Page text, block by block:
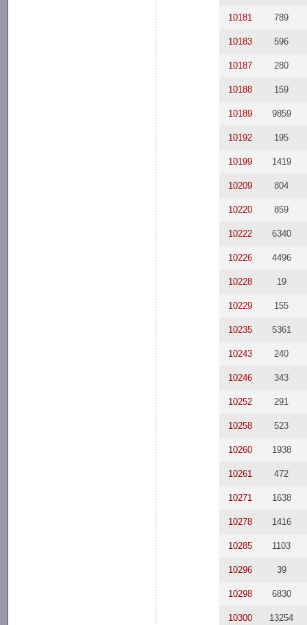
10181 789
10183 596
10187 280
10188 159
10189 9859
10192 195
10199 1419
10209 804
10220 859
10222 6340
10226 4496
10228 19
10229 155
10235 5361
10243 240
10246 343
10252 291
10258 523
10260 1938
10261 472
10271 1638
10278 1416
10285 1103
10296 39
10298 6830
10300 13254